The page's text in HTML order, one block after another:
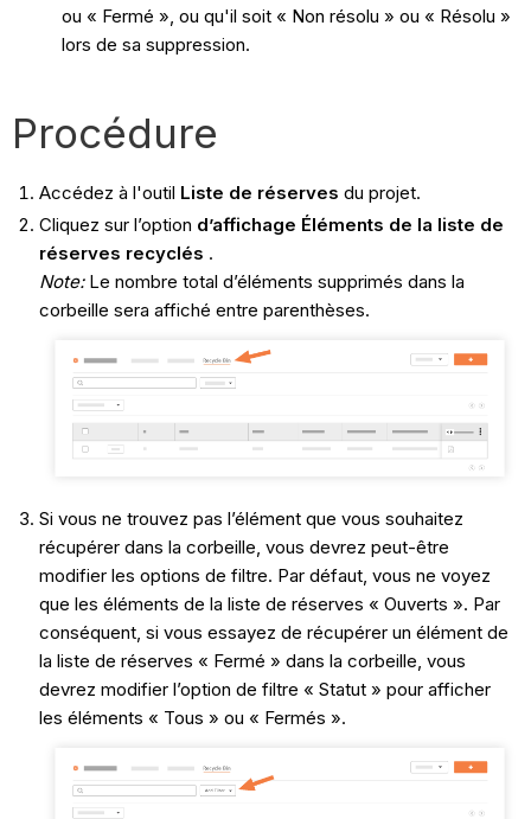
ou « Fermé », ou qu'il soit « Non résolu » ou « Résolu »
lors de sa suppression.
Procédure
Accédez à l'outil Liste de réserves du projet.
Cliquez sur l’option d’affichage Éléments de la liste de
réserves recyclés .
Note:Le nombre total d’éléments supprimés dans la
corbeille sera affiché entre parenthèses.
Si vous ne trouvez pas l’élément que vous souhaitez
récupérer dans la corbeille, vous devrez peut-être
modifier les options de filtre. Par défaut, vous ne voyez
que les éléments de la liste de réserves « Ouverts ». Par
conséquent, si vous essayez de récupérer un élément de
la liste de réserves « Fermé » dans la corbeille, vous
devrez modifier l’option de filtre « Statut » pour afficher
les éléments « Tous » ou « Fermés ».